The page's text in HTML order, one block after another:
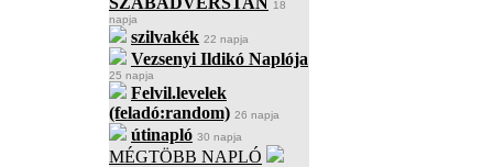
18
napja
szilvakék 22 napja
Vezsenyi Ildikó Naplója
25 napja
Felvil.levelek
(feladó:random) 26 napja
útinapló 30 napja
MÉGTÖBB NAPLÓ